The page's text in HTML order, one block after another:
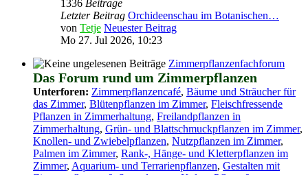
1336 Beiträge
Letzter Beitrag Orchideenschau im Botanischen…
von Tetje Neuester Beitrag
Mo 27. Jul 2026, 10:23
Zimmerpflanzenfachforum
Das Forum rund um Zimmerpflanzen
Unterforen: Zimmerpflanzencafé, Bäume und Sträucher für
das Zimmer, Blütenpflanzen im Zimmer, Fleischfressende
Pflanzen in Zimmerhaltung, Freilandpflanzen in
Zimmerhaltung, Grün- und Blattschmuckpflanzen im Zimmer,
Knollen- und Zwiebelpflanzen, Nutzpflanzen im Zimmer,
Palmen im Zimmer, Rank-, Hänge- und Kletterpflanzen im
Zimmer, Aquarium- und Terrarienpflanzen, Gestalten mit